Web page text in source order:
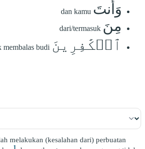
وَأَنتَ dan kamu
مِنَ dari/termasuk
ٱلۡكَٰفِرِينَ membalas budi
melakukan (kesalahan dari) perbuatan
1